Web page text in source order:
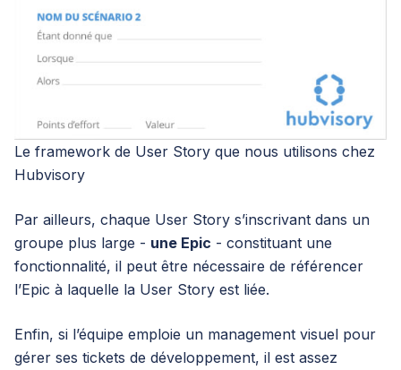
Le framework de User Story que nous utilisons chez
Hubvisory
Par ailleurs, chaque User Story s’inscrivant dans un
groupe plus large - une Epic - constituant une
fonctionnalité, il peut être nécessaire de référencer
l’Epic à laquelle la User Story est liée.
Enfin, si l’équipe emploie un management visuel pour
gérer ses tickets de développement, il est assez